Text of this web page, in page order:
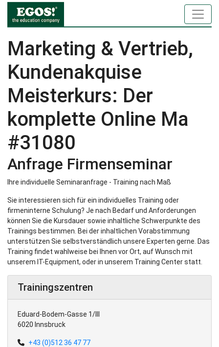
Marketing & Vertrieb,
Kundenakquise
Meisterkurs: Der
komplette Online Ma
#31080
Anfrage Firmenseminar
Ihre individuelle Seminaranfrage - Training nach Maß
Sie interessieren sich für ein individuelles Training oder
firmeninterne Schulung? Je nach Bedarf und Anforderungen
können Sie die Kursdauer sowie inhaltliche Schwerpunkte des
Trainings bestimmen. Bei der inhaltlichen Vorabstimmung
unterstützen Sie selbstverständlich unsere Experten gerne. Das
Training findet wahlweise bei Ihnen vor Ort, auf Wunsch mit
unserem IT-Equipment, oder in unserem Training Center statt.
Trainingszentren
Eduard-Bodem-Gasse 1/III
6020 Innsbruck
+43 (0)512 36 47 77